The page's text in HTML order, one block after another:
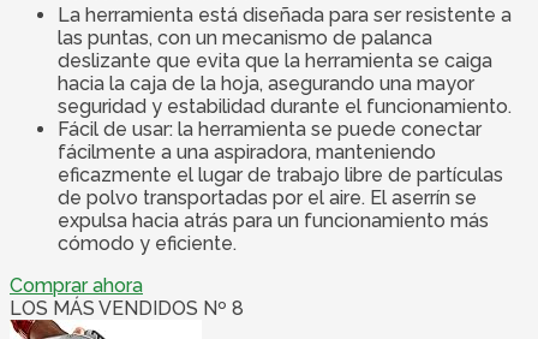
La herramienta está diseñada para ser resistente a
las puntas, con un mecanismo de palanca
deslizante que evita que la herramienta se caiga
hacia la caja de la hoja, asegurando una mayor
seguridad y estabilidad durante el funcionamiento.
Fácil de usar: la herramienta se puede conectar
fácilmente a una aspiradora, manteniendo
eficazmente el lugar de trabajo libre de partículas
de polvo transportadas por el aire. El aserrín se
expulsa hacia atrás para un funcionamiento más
cómodo y eficiente.
Comprar ahora
LOS MÁS VENDIDOS Nº 8